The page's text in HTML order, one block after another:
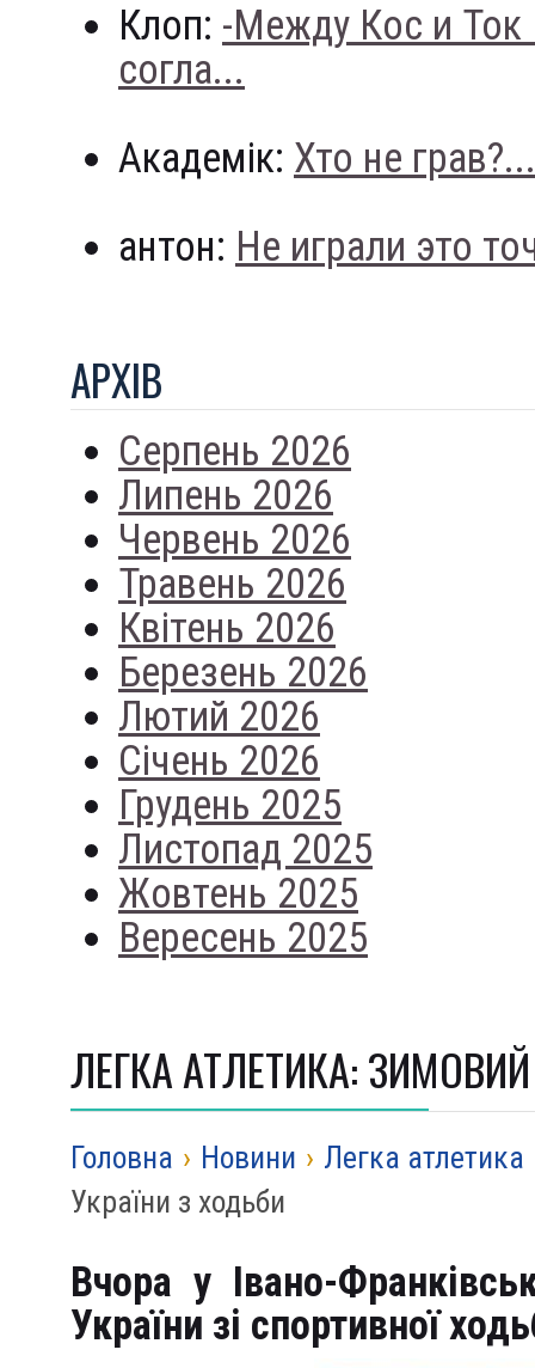
Клоп: -Между Кос и
согла...
Академік: Хто не грав?...
антон: Не играли это
АРХIВ
Серпень 2026
Липень 2026
Червень 2026
Травень 2026
Квітень 2026
Березень 2026
Лютий 2026
Січень 2026
Грудень 2025
Листопад 2025
Жовтень 2025
Вересень 2025
ЛЕГКА АТЛЕТИКА:
Головна › Новини › Легка атлетика
України з ходьби
Вчора у Івано-
України зі спортивної